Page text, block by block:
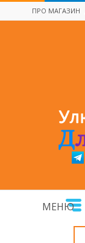
ПРО МАГАЗИН
МЕНЮ